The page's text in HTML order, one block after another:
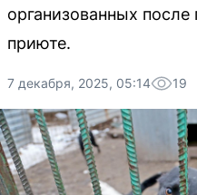
организованных
приюте.
7 декабря, 2025, 05:14 19